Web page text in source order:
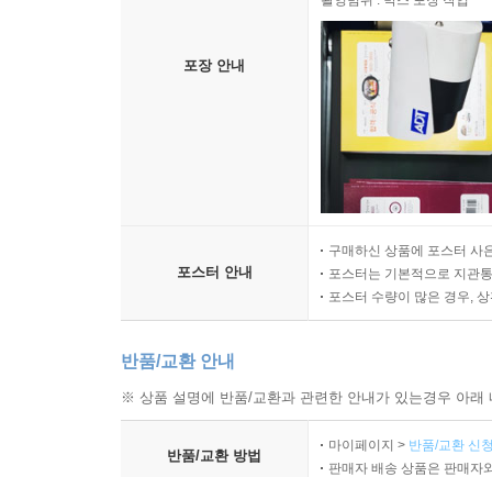
포장 안내
포스터 안내
구매하신 상품에 포스터 사
포스터는 기본적으로 지관
포스터 수량이 많은 경우,
반품/교환 안내
※ 상품 설명에 반품/교환과 관련한 안내가 있는경우 아
반품/교환 방법
마이페이지 > 반품/교환 신
판매자 배송 상품은 판매자